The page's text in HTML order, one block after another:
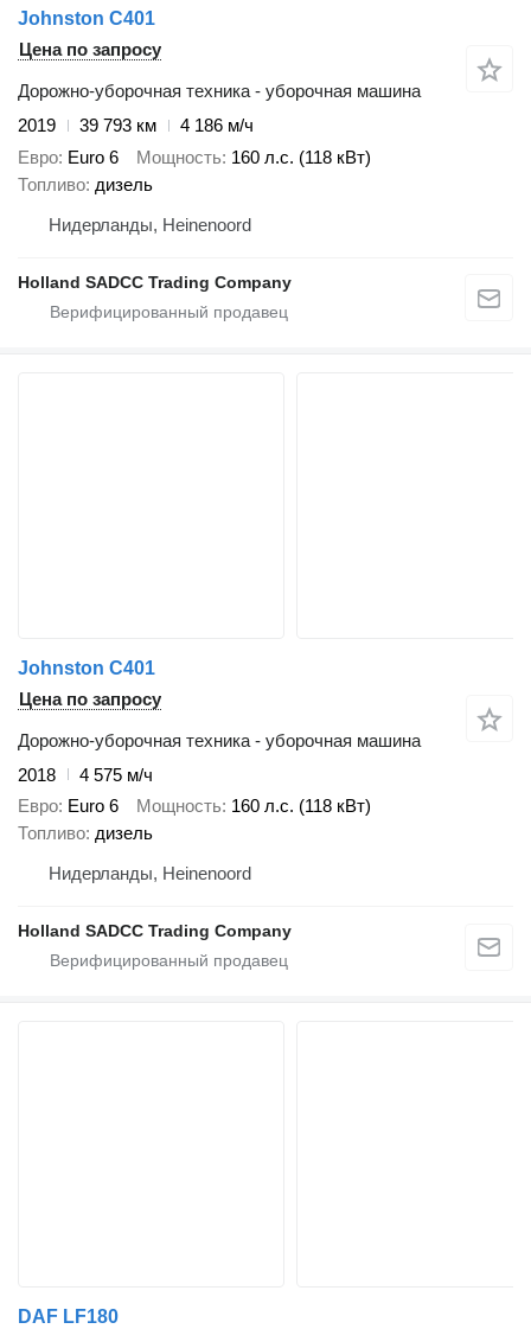
Johnston C401
Цена по запросу
Дорожно-уборочная техника - уборочная машина
2019
39 793 км
4 186 м/ч
Евро Euro 6 Мощность 160 л.с. (118 кВт)
Топливо дизель
Нидерланды, Heinenoord
Holland SADCC Trading Company
Johnston C401
Цена по запросу
Дорожно-уборочная техника - уборочная машина
2018
4 575 м/ч
Евро Euro 6 Мощность 160 л.с. (118 кВт)
Топливо дизель
Нидерланды, Heinenoord
Holland SADCC Trading Company
DAF LF180